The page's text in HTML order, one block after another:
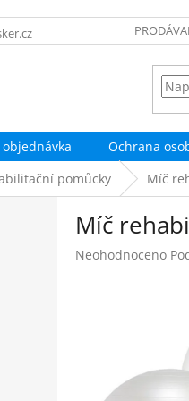
Ochrana
pomůcky Míč
Míč
Průměrné
hvězdiček.
Neohodnoceno